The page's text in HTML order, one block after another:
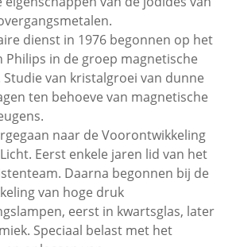
dienst in 1976 begonnen op het
Philips in de groep magnetische
van kristalgroei van dunne
ten behoeve van magnetische
naar de Voorontwikkeling
Eerst enkele jaren lid van het
Daarna begonnen bij de
van hoge druk
eerst in kwartsglas, later
Speciaal belast met het